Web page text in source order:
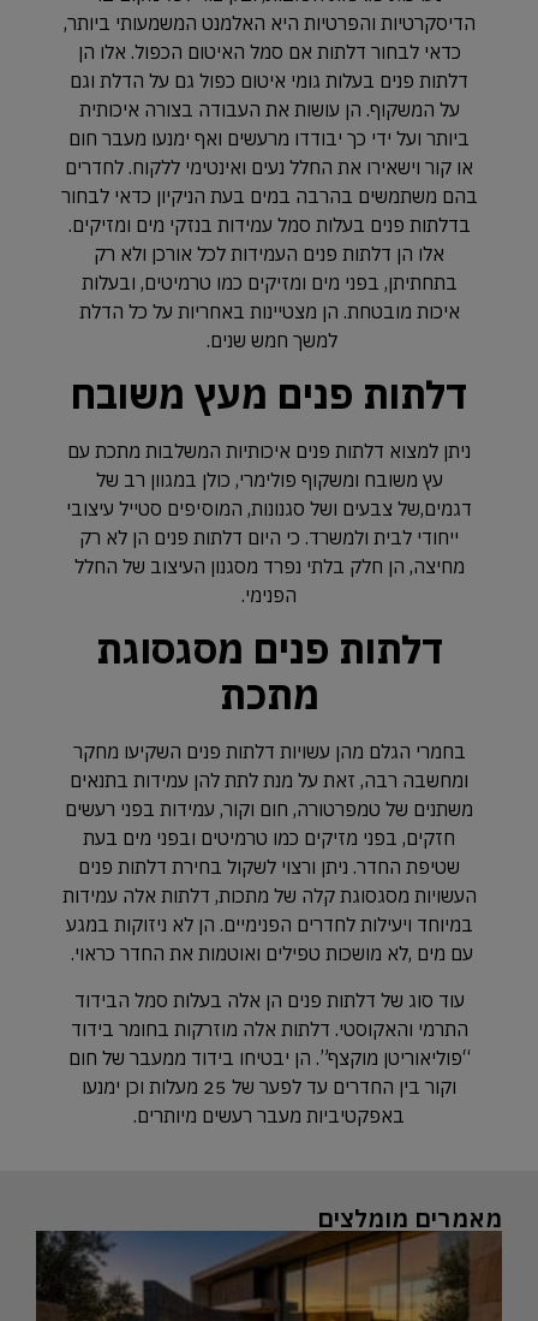
הדיסקרטיות והפרטיות היא האלמנט המשמעותי ביותר,
כדאי לבחור דלתות אם סמל האיטום הכפול. אלו הן
דלתות פנים בעלות גומי איטום כפול גם על הדלת וגם
על המשקוף. הן עושות את העבודה בצורה איכותית
ביותר ועל ידי כך יבודדו מרעשים ואף ימנעו מעבר חום
או קור וישאירו את החלל נעים ואינטימי ללקוח. לחדרים
בהם משתמשים בהרבה במים בעת הניקיון כדאי לבחור
בדלתות פנים בעלות סמל עמידות בנזקי מים ומזיקים.
אלו הן דלתות פנים העמידות לכל אורכן ולא רק
בתחתיתן, בפני מים ומזיקים כמו טרמיטים, ובעלות
איכות מובטחת. הן מצטיינות באחריות על כל הדלת
למשך חמש שנים.
דלתות פנים מעץ משובח
ניתן למצוא דלתות פנים איכותיות המשלבות מתכת עם
עץ משובח ומשקוף פולימרי, כולן במגוון רב של
דגמים,של צבעים ושל סגנונות, המוסיפים סטייל עיצובי
ייחודי לבית ולמשרד. כי היום דלתות פנים הן לא רק
מחיצה, הן חלק בלתי נפרד מסגנון העיצוב של החלל
הפנימי.
דלתות פנים מסגסוגת
מתכת
בחמרי הגלם מהן עשויות דלתות פנים השקיעו מחקר
ומחשבה רבה, זאת על מנת לתת להן עמידות בתנאים
משתנים של טמפרטורה, חום וקור, עמידות בפני רעשים
חזקים, בפני מזיקים כמו טרמיטים ובפני מים בעת
שטיפת החדר. ניתן ורצוי לשקול בחירת דלתות פנים
העשויות מסגסוגת קלה של מתכות, דלתות אלה עמידות
במיוחד ויעילות לחדרים הפנימיים. הן לא ניזוקות במגע
עם מים ,לא מושכות טפילים ואוטמות את החדר כראוי.
עוד סוג של דלתות פנים הן אלה בעלות סמל הבידוד
התרמי והאקוסטי. דלתות אלה מוזרקות בחומר בידוד
“פוליאוריטן מוקצף”. הן יבטיחו בידוד ממעבר של חום
וקור בין החדרים עד לפער של 25 מעלות וכן ימנעו
באפקטיביות מעבר רעשים מיותרים.
מאמרים מומלצים